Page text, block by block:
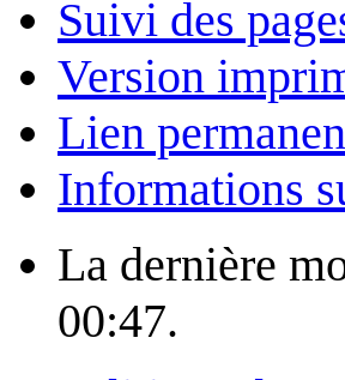
Suivi des
Version
Lien
Informations
La dernière
00:47.